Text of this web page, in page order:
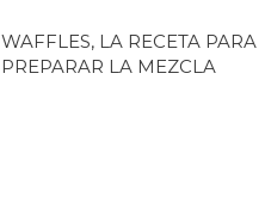
WAFFLES, LA RECETA PARA
PREPARAR LA MEZCLA